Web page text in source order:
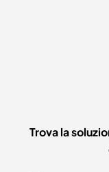
Trova la